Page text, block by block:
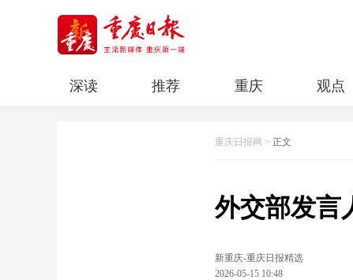
深读 推荐 重庆 观点
重庆日报网 > 正文
外交部发言
新重庆-重庆日报精选
2026-05-15 10:48